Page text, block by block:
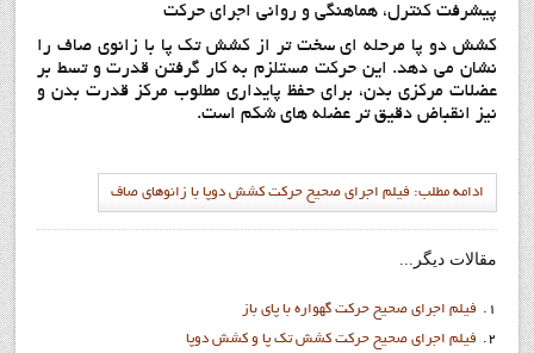
پيشرفت كنترل، هماهنگي و رواني اجراي حركت
كشش دو پا مرحله اي سخت تر از كشش تك پا با زانوي صاف را
نشان مي دهد. اين حركت مستلزم به كار گرفتن قدرت و تسط بر
عضلات مركزي بدن، براي حفظ پايداري مطلوب مركز قدرت بدن و
نيز انقباض دقيق تر عضله هاي شكم است.
ادامه مطلب: فيلم اجراي صحيح حرکت كشش دوپا با زانوهاي صاف
مقالات دیگر...
فيلم اجراي صحيح حرکت گهواره با پاي باز
فيلم اجراي صحيح حرکت کشش تک پا و کشش دوپا